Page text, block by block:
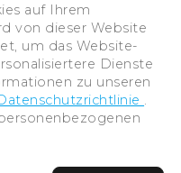
Association /
City .
auf Ihrem
von dieser Website
um das Website-
Dienste
zu unseren
.